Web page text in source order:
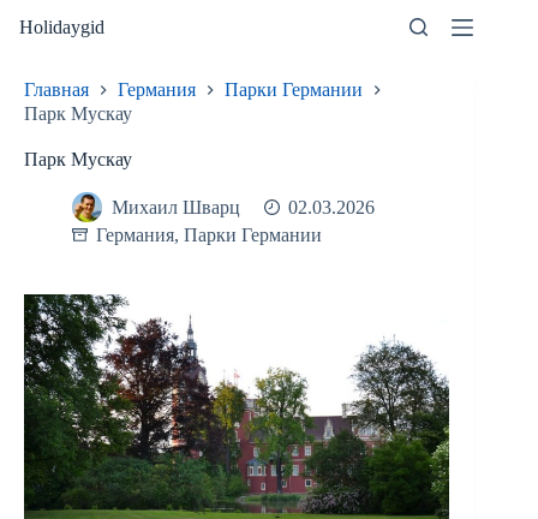
Holidaygid
Главная Германия
Парки Германии
Парк Мускау
Парк Мускау
Михаил Шварц
02.03.2026
Германия, Парки Германии